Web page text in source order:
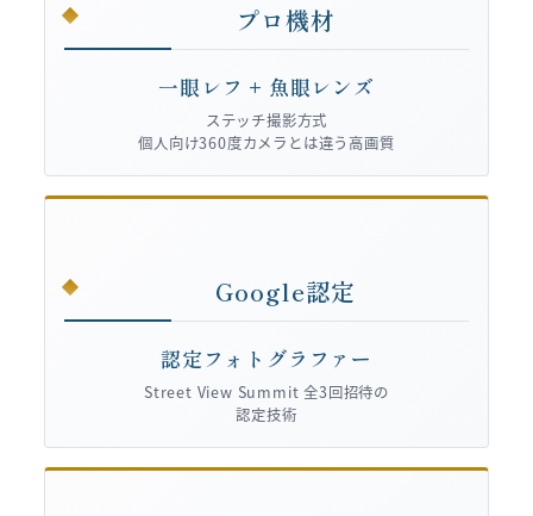
プロ機材
一眼レフ + 魚眼レンズ
ステッチ撮影方式
個人向け360度カメラとは違う高画質
Google認定
認定フォトグラファー
Street View Summit 全3回招待の
認定技術